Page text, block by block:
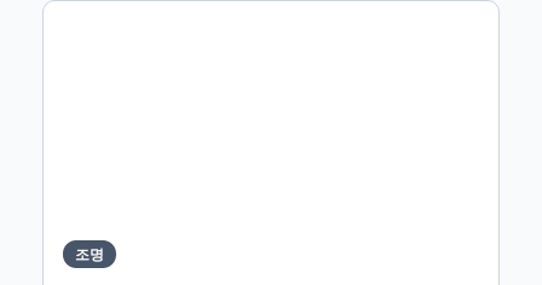
조명